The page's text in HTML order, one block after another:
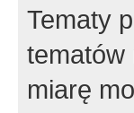
Tematy
tematów
miarę